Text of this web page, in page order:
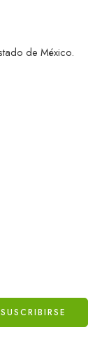
de México.